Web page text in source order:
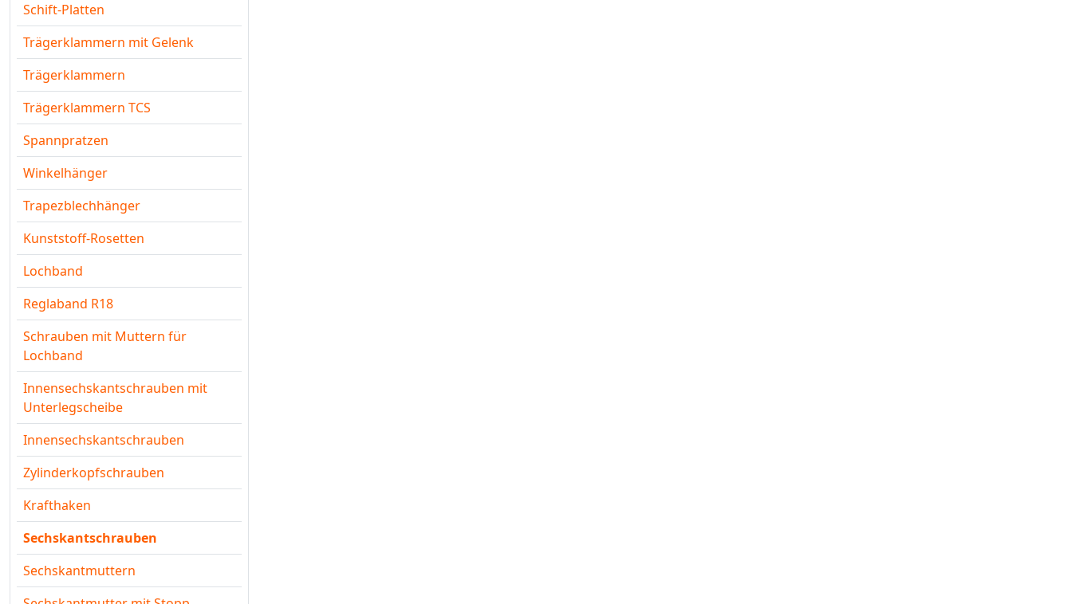
Schift-Platten
Trägerklammern mit Gelenk
Trägerklammern
Trägerklammern TCS
Spannpratzen
Winkelhänger
Trapezblechhänger
Kunststoff-Rosetten
Lochband
Reglaband R18
Schrauben mit Muttern für
Lochband
Innensechskantschrauben mit
Unterlegscheibe
Innensechskantschrauben
Zylinderkopfschrauben
Krafthaken
Sechskantschrauben
Sechskantmuttern